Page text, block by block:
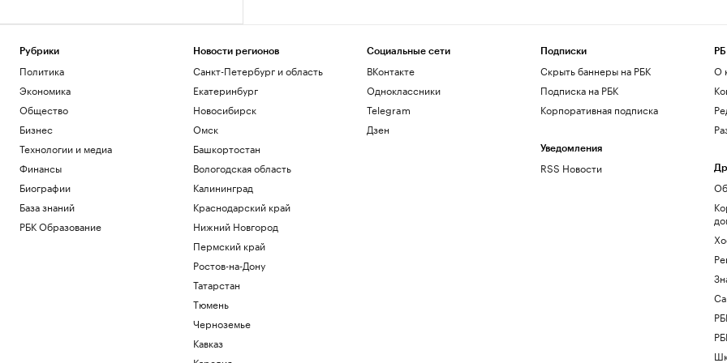
Рубрики
Политика
Экономика
Общество
Бизнес
Технологии и медиа
Финансы
Биографии
База знаний
РБК Образование
Новости регионов
Санкт-Петербург и область
Екатеринбург
Новосибирск
Омск
Башкортостан
Вологодская область
Калининград
Краснодарский край
Нижний Новгород
Пермский край
Ростов-на-Дону
Татарстан
Тюмень
Черноземье
Кавказ
Социальные сети
ВКонтакте
Одноклассники
Telegram
Дзен
Подписки
Скрыть баннеры на РБК
Подписка на РБК
Корпоративная подписка
Уведомления
RSS Новости
О